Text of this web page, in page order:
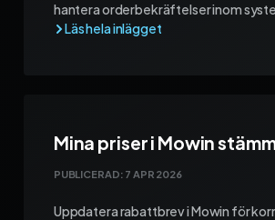
hantera orderbekräftelser inom
Mina priser i Mowin
PUBLICERAD: 7 APR 2026
Uppdatera rabattbrev i Mowin för